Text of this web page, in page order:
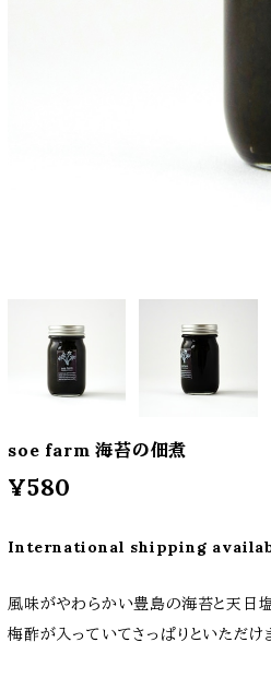
soe farm 海苔の佃煮
¥580
International shipping
風味がやわらかい豊島の海苔と天日
梅酢が入っていてさっぱりといただけ